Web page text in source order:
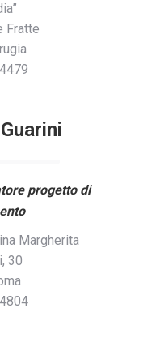
Fratte
progetto di
Margherita
30